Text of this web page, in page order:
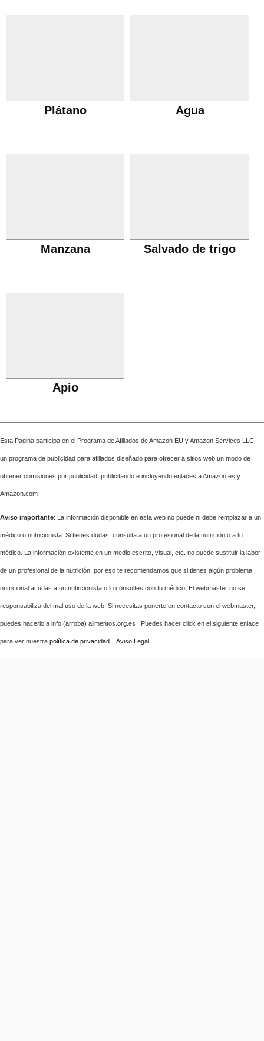
Plátano Agua
Manzana Salvado de trigo
Apio
Esta Pagina participa en el Programa de Afiliados de Amazon EU y Amazon Services LLC,
un programa de publicidad para afiliados diseñado para ofrecer a sitios web un modo de
obtener comisiones por publicidad, publicitando e incluyendo enlaces a Amazon.es y
Amazon.com
Aviso importante: La información disponible en esta web no puede ni debe remplazar a un
médico o nutricionista. Si tienes dudas, consulta a un profesional de la nutrición o a tu
médico. La información existente en un medio escrito, visual, etc. no puede sustituir la labor
de un profesional de la nutrición, por eso te recomendamos que si tienes algún problema
nutricional acudas a un nutircionista o lo consultes con tu médico. El webmaster no se
responsabiliza del mal uso de la web. Si necesitas ponerte en contacto con el webmaster,
puedes hacerlo a info (arroba) alimentos.org.es . Puedes hacer click en el siguiente enlace
para ver nuestra política de privacidad . | Aviso Legal